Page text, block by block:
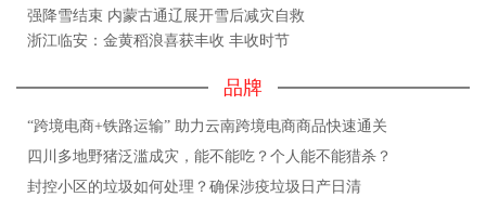
强降雪结束 内蒙古通辽展开雪后减灾自救
浙江临安：金黄稻浪喜获丰收 丰收时节
品牌
“跨境电商+铁路运输” 助力云南跨境电商商品快速通关
四川多地野猪泛滥成灾，能不能吃？个人能不能猎杀？
封控小区的垃圾如何处理？确保涉疫垃圾日产日清